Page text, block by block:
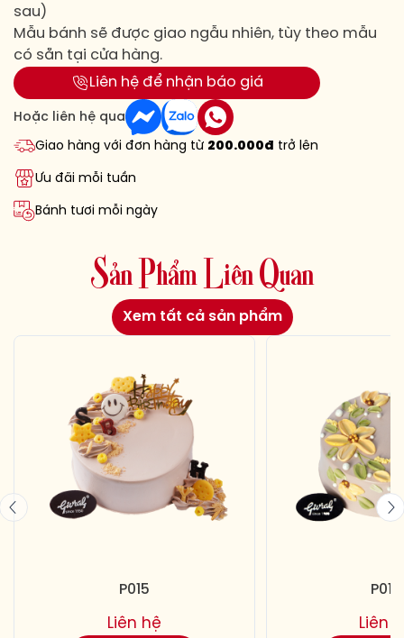
sau)
Mẫu bánh sẽ được giao ngẫu nhiên, tùy theo mẫu
có sẵn tại cửa hàng.
Liên hệ để nhận báo giá
Hoặc liên hệ qua
Giao hàng với đơn hàng từ 200.000đ trở lên
Ưu đãi mỗi tuần
Bánh tươi mỗi ngày
Sản Phẩm Liên Quan
Xem tất cả sản phẩm
P015
Liên hệ
P019
Liên